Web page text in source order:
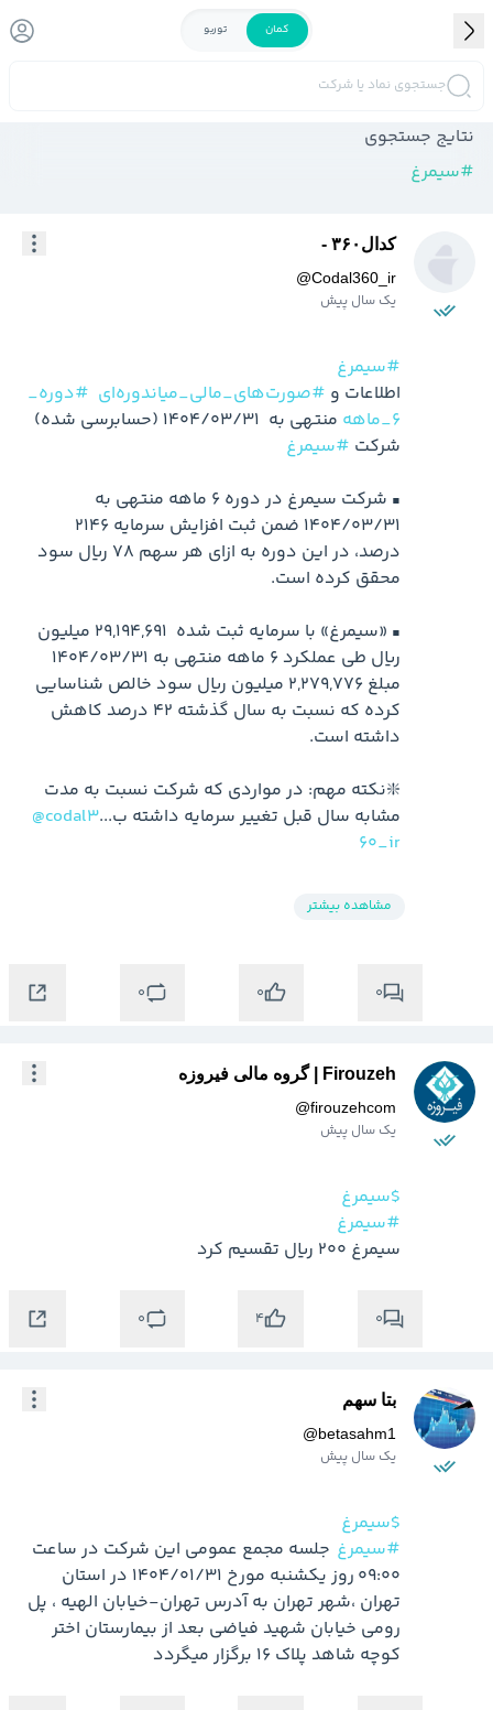
کمان توربو
جستجوی نماد یا شرکت
نتایج جستجوی
#سیمرغ
کدال۳۶۰ -
@Codal360_ir
یک سال پیش
#سیمرغ
اطلاعات و #صورت‌های_مالی_میاندوره‌ای
#دوره_
6_ماهه
شرکت #سیمرغ
مشابه سال قبل تغییر سرمایه داشته ب...@codal3
60_ir
مشاهده بیشتر
0
0
0
Firouzeh | گروه مالی فیروزه
@firouzehcom
یک سال پیش
$سیمرغ
#سیمرغ
سیمرغ ۲۰۰ ریال تقسیم کرد
0
4
0
بتا سهم
@betasahm1
یک سال پیش
$سیمرغ
#سیمرغ
کوچه شاهد پلاک 16 برگزار میگردد